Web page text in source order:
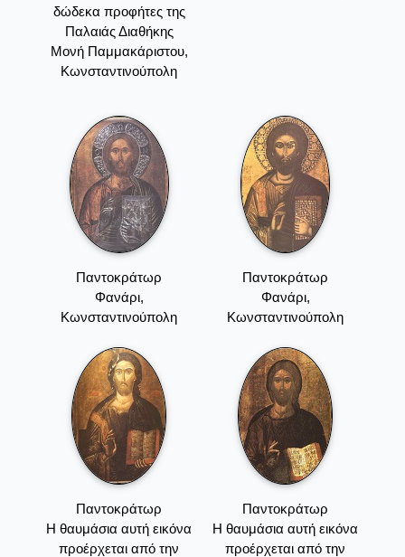
δώδεκα προφήτες της
Παλαιάς Διαθήκης
Μονή Παμμακάριστου,
Κωνσταντινούπολη
Παντοκράτωρ
Φανάρι,
Κωνσταντινούπολη
Παντοκράτωρ
Φανάρι,
Κωνσταντινούπολη
Παντοκράτωρ
Η θαυμάσια αυτή εικόνα
προέρχεται από την
Παντοκράτωρ
Η θαυμάσια αυτή εικόνα
προέρχεται από την